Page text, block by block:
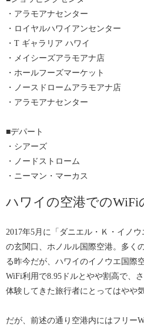
・アラモアナセンター
・ロイヤルハワイアンセンター
・T ギャラリア ハワイ
・メイシーズアラモアナ店
・ホールフーズマーケット
・ノースドロームアラモアナ店
・アラモアナセンター
■デパート
・シアーズ
・ノードストローム
・ニーマン・マーカス
ハワイの空港でのWiFi
2017年5月に「ダニエル・Ｋ・イノ
の玄関口、ホノルル国際空港。多く
る昨今だが、ハワイのイノウエ国際
WiFi利用で8.95ドルとやや割高で、
体験してきた旅行者にとってはやや
だが、前述の通り空港内にはフリー